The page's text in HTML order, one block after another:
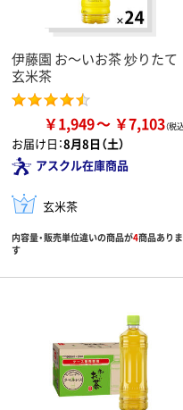
伊藤園 お～いお茶 炒りたて
玄米茶
￥1,949 ￥7,103
お届け日：8月8日（土）
アスクル在庫商品
玄米茶
内容量・販売単位違いの商品が4商品ありま
す